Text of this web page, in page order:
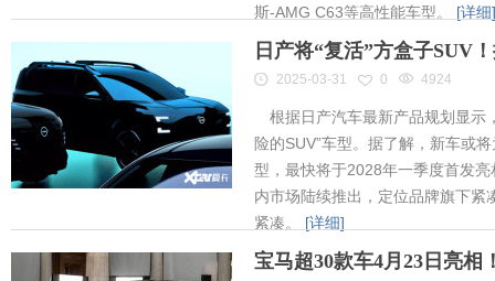
斯-AMG C63等高性能车型。 [详细]
日产将“复活”方盒子SUV
2025-03-31 0 4924
根据日产汽车最新产品规划显示
险的SUV”车型。据了解，新车或
型，最快将于2028年一季度首发
内市场陆续推出，定位品牌旗下紧
紧凑。 [详细]
宝马超30款车4月23日亮